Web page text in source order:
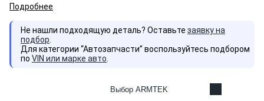
Подробнее
Не нашли подходящую деталь? Оставьте заявку на
подбор
Для категории “Автозапчасти” воспользуйтесь подбором
по VIN или марке авто
Выбор ARMTEK